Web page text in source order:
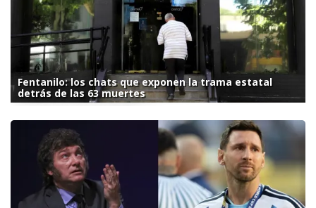
Fentanilo: los chats que exponen la trama estatal
detrás de las 63 muertes